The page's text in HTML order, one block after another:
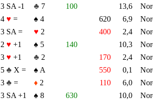
3 SA -1 ♣ 7 100 13,6
4 ♥ = ♠ 4 620 6,9
3 SA = ♥ 2 400 2,4
2 ♥ +1 ♠ 5 140 10,3
3 ♥ +1 ♣ 2 170 2,4
5 ♣ X = ♠ A 550 0,1
3 ♣ = ♦ 2 110 6,0
3 SA +1 ♠ 8 630 10,0